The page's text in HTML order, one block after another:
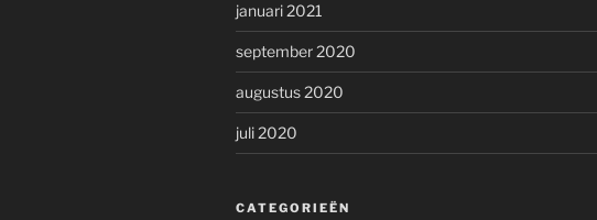
januari 2021
september 2020
augustus 2020
juli 2020
CATEGORIEËN